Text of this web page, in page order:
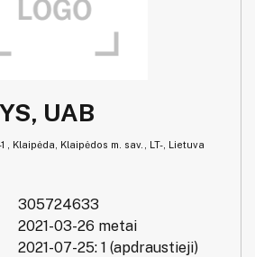
UAB
, Klaipėda, Klaipėdos m. sav., LT-, Lietuva
305724633
2021-03-26 metai
2021-07-25: 1 (apdraustieji)